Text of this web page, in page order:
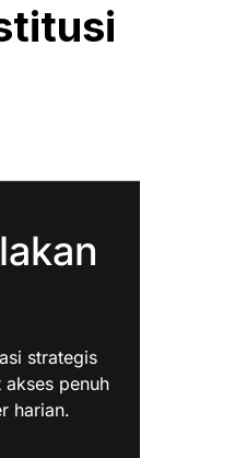
strategis
penuh
harian.